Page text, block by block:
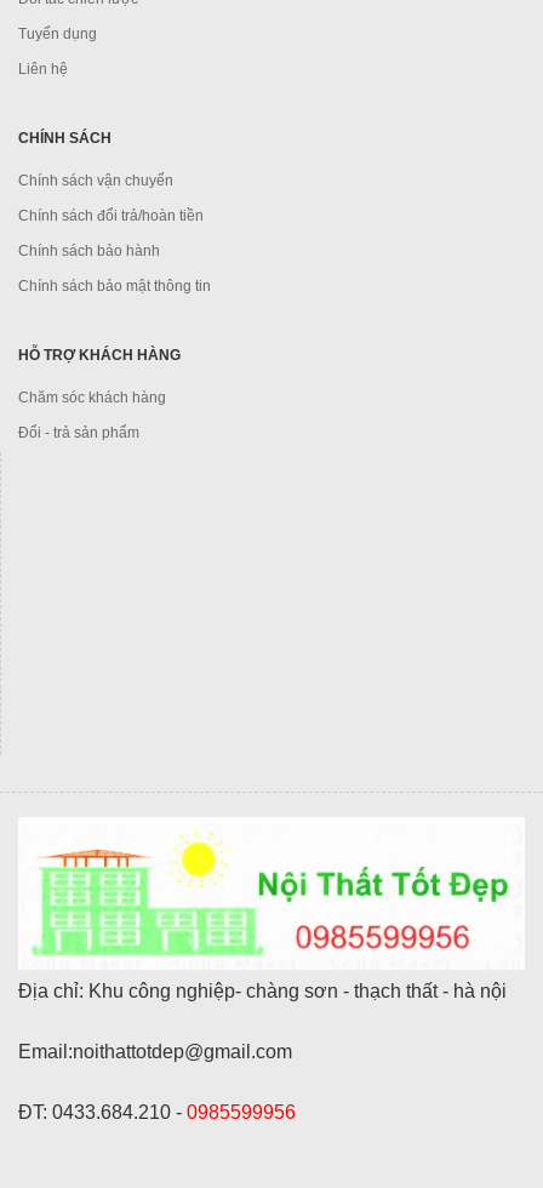
Tuyển dụng
Liên hệ
CHÍNH SÁCH
Chính sách vận chuyển
Chính sách đổi trả/hoàn tiền
Chính sách bảo hành
Chính sách bảo mật thông tin
HỖ TRỢ KHÁCH HÀNG
Chăm sóc khách hàng
Đổi - trả sản phẩm
Địa chỉ: Khu công nghiệp- chàng sơn - thạch thất - hà nội
Email:noithattotdep@gmail.com
ĐT: 0433.684.210 - 0985599956